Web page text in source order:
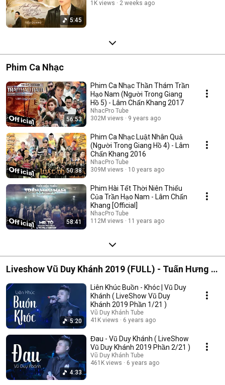
5:45
1K views 2 weeks ago
Phim Ca Nhạc
56:53
Phim Ca Nhạc Thần Thám Trần
Hạo Nam (Người Trong Giang
Hồ 5) - Lâm Chấn Khang 2017
NhacPro Tube
302M views
9 years ago
50:38
Phim Ca Nhạc Luật Nhân Quả
(Người Trong Giang Hồ 4) - Lâm
Chấn Khang 2016
NhacPro Tube
309M views
10 years ago
58:41
Phim Hài Tết Thời Niên Thiếu
Của Trần Hạo Nam - Lâm Chấn
Khang [Official]
NhacPro Tube
112M views
11 years ago
Liveshow Vũ Duy Khánh 2019 (FULL) - Tuấn Hưng ,
Đạt G , Dương Hoàng Yến
5:20
Liên Khúc Buồn - Khóc | Vũ Duy
Khánh ( LiveShow Vũ Duy
Khánh 2019 Phần 1/21 )
Vũ Duy Khánh Tube
41K views
6 years ago
4:33
Đau - Vũ Duy Khánh ( LiveShow
Vũ Duy Khánh 2019 Phần 2/21 )
Vũ Duy Khánh Tube
461K views
6 years ago